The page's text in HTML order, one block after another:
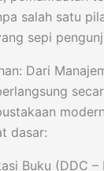
salah satu
sepi
Dari
dasar:
Buku (DDC